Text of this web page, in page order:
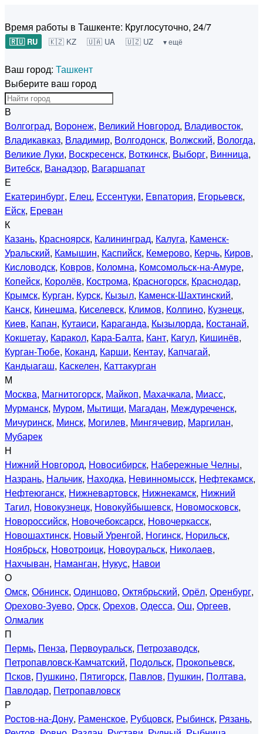
Время работы в Ташкенте: Круглосуточно, 24/7
🇷🇺 RU 🇰🇿 KZ 🇺🇦 UA 🇺🇿 UZ ▾ ещё
Ваш город: Ташкент
Выберите ваш город
В
Волгоград, Воронеж, Великий Новгород, Владивосток,
Владикавказ, Владимир, Волгодонск, Волжский, Вологда,
Великие Луки, Воскресенск, Воткинск, Выборг, Винница,
Витебск, Ванадзор, Вагаршапат
Е
Екатеринбург, Елец, Ессентуки, Евпатория, Егорьевск,
Ейск, Ереван
К
Казань, Красноярск, Калининград, Калуга, Каменск-
Уральский, Камышин, Каспийск, Кемерово, Керчь, Киров,
Кисловодск, Ковров, Коломна, Комсомольск-на-Амуре,
Копейск, Королёв, Кострома, Красногорск, Краснодар,
Крымск, Курган, Курск, Кызыл, Каменск-Шахтинский,
Канск, Кинешма, Киселевск, Климов, Колпино, Кузнецк,
Киев, Капан, Кутаиси, Караганда, Кызылорда, Костанай,
Кокшетау, Каракол, Кара-Балта, Кант, Кагул, Кишинёв,
Курган-Тюбе, Коканд, Карши, Кентау, Капчагай,
Кандыагаш, Каскелен, Каттакурган
М
Москва, Магнитогорск, Майкоп, Махачкала, Миасс,
Мурманск, Муром, Мытищи, Магадан, Междуреченск,
Мичуринск, Минск, Могилев, Мингячевир, Маргилан,
Мубарек
Н
Нижний Новгород, Новосибирск, Набережные Челны,
Назрань, Нальчик, Находка, Невинномысск, Нефтекамск,
Нефтеюганск, Нижневартовск, Нижнекамск, Нижний
Тагил, Новокузнецк, Новокуйбышевск, Новомосковск,
Новороссийск, Новочебоксарск, Новочеркасск,
Новошахтинск, Новый Уренгой, Ногинск, Норильск,
Ноябрьск, Новотроицк, Новоуральск, Николаев,
Нахчыван, Наманган, Нукус, Навои
О
Омск, Обнинск, Одинцово, Октябрьский, Орёл, Оренбург,
Орехово-Зуево, Орск, Орехов, Одесса, Ош, Оргеев,
Олмалик
П
Пермь, Пенза, Первоуральск, Петрозаводск,
Петропавловск-Камчатский, Подольск, Прокопьевск,
Псков, Пушкино, Пятигорск, Павлов, Пушкин, Полтава,
Павлодар, Петропавловск
Р
Ростов-на-Дону, Раменское, Рубцовск, Рыбинск, Рязань,